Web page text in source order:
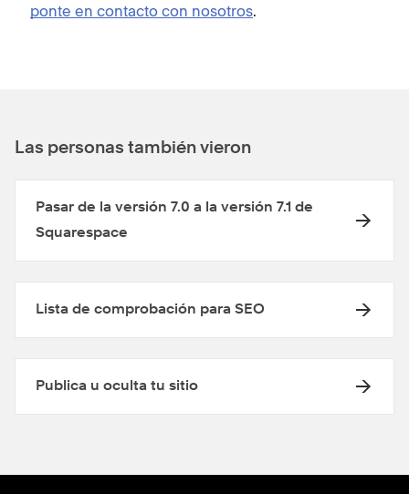
ponte en contacto con nosotros.
Las personas también vieron
Pasar de la versión 7.0 a la versión 7.1 de
Squarespace
Lista de comprobación para SEO
Publica u oculta tu sitio